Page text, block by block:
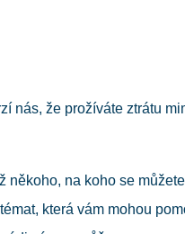
nás, že prožíváte ztrátu
na koho se
která vám mohou